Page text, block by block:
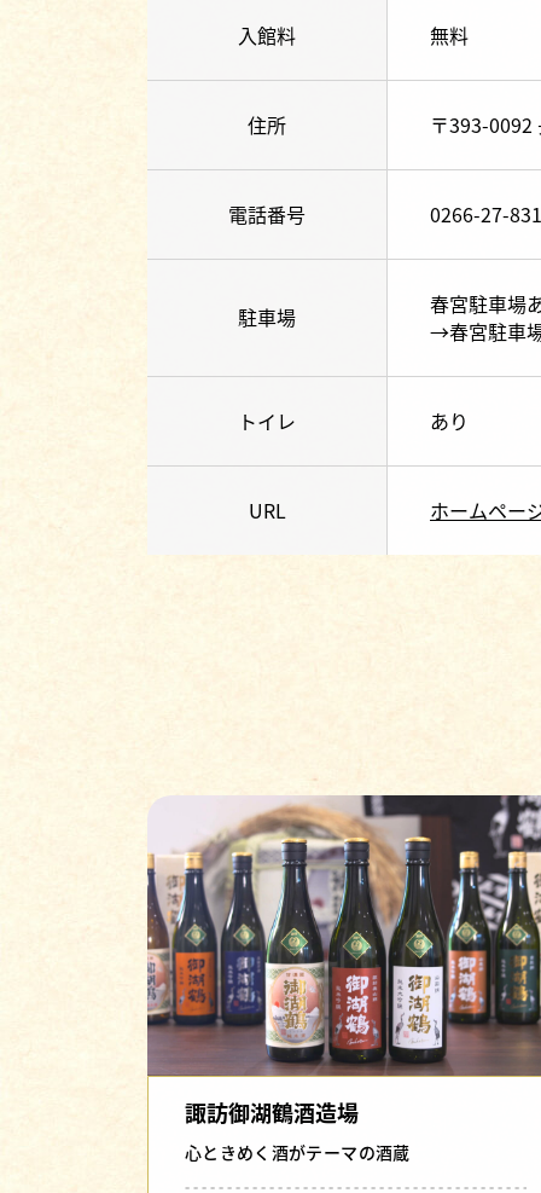
入館料 無料
住所 〒393-0092
電話番号 0266-27-
駐車場
春宮駐車場
→春宮駐車
トイレ あり
URL ホームペー
諏訪御湖鶴酒造場
心ときめく酒がテーマの酒蔵